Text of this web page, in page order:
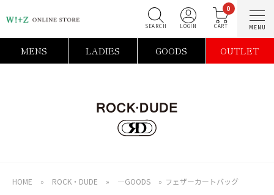
0
MENS LADIES GOODS OUTLET
HOME » ROCK・DUDE » ―GOODS » フェザーカートバッグ